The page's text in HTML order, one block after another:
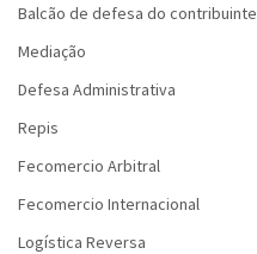
Balcão de defesa do contribuinte
Mediação
Defesa Administrativa
Repis
Fecomercio Arbitral
Fecomercio Internacional
Logística Reversa